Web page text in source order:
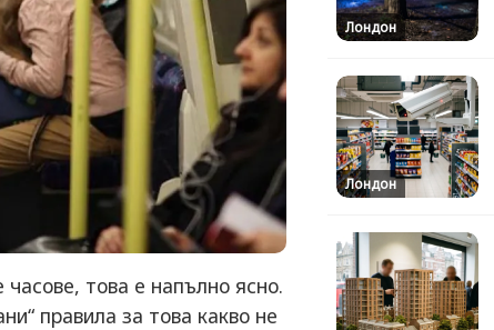
това е напълно ясно.
правила за това какво не
Лондон
Лондон